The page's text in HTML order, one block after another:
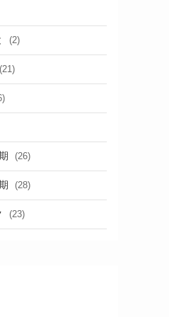
(2)
(21)
(26)
(28)
(23)